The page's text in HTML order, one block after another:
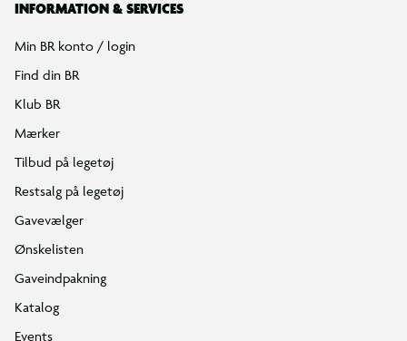
INFORMATION & SERVICES
Min BR konto / login
Find din BR
Klub BR
Mærker
Tilbud på legetøj
Restsalg på legetøj
Gavevælger
Ønskelisten
Gaveindpakning
Katalog
Events